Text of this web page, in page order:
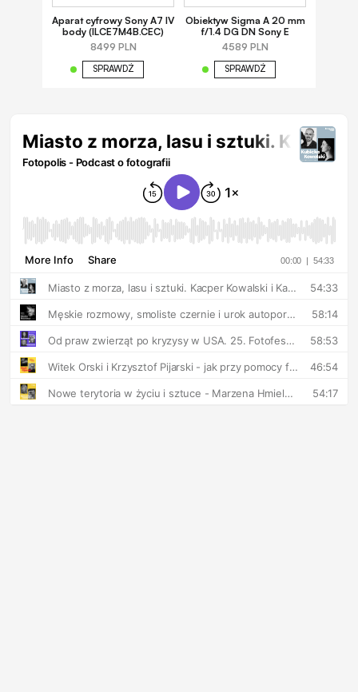
Aparat cyfrowy Sony A7 IV
body (ILCE7M4B.CEC)
8499 PLN
SPRAWDŹ
Obiektyw Sigma A 20 mm
f/1.4 DG DN Sony E
4589 PLN
SPRAWDŹ